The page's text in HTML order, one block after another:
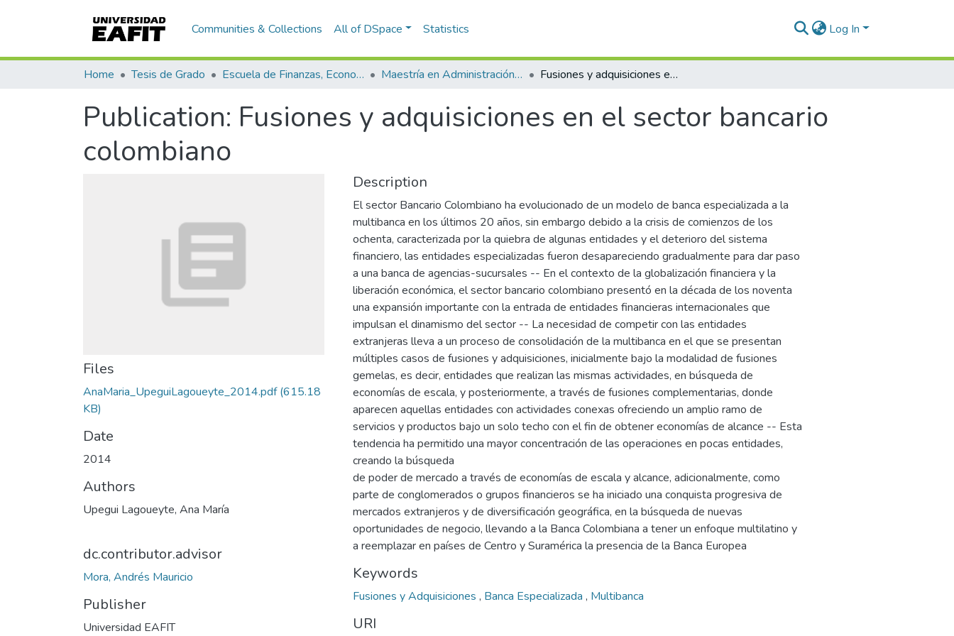
Communities & Collections All of DSpace Statistics Log In
Home Tesis de Grado Escuela de Finanzas, Economía y Gobierno Maestría en Administración Financiera (tesis) Fusiones y adquisiciones en el sector bancario colombiano
Publication: Fusiones y adquisiciones en el sector bancario
colombiano
Files
AnaMaria_UpeguiLagoueyte_2014.pdf(615.18
KB)
Date
2014
Authors
Upegui Lagoueyte, Ana María
dc.contributor.advisor
Mora, Andrés Mauricio
Publisher
Universidad EAFIT
Description
El sector Bancario Colombiano ha evolucionado de un modelo de banca especializada a la
multibanca en los últimos 20 años, sin embargo debido a la crisis de comienzos de los
ochenta, caracterizada por la quiebra de algunas entidades y el deterioro del sistema
financiero, las entidades especializadas fueron desapareciendo gradualmente para dar paso
a una banca de agencias-sucursales -- En el contexto de la globalización financiera y la
liberación económica, el sector bancario colombiano presentó en la década de los noventa
una expansión importante con la entrada de entidades financieras internacionales que
impulsan el dinamismo del sector -- La necesidad de competir con las entidades
extranjeras lleva a un proceso de consolidación de la multibanca en el que se presentan
múltiples casos de fusiones y adquisiciones, inicialmente bajo la modalidad de fusiones
gemelas, es decir, entidades que realizan las mismas actividades, en búsqueda de
economías de escala, y posteriormente, a través de fusiones complementarias, donde
aparecen aquellas entidades con actividades conexas ofreciendo un amplio ramo de
servicios y productos bajo un solo techo con el fin de obtener economías de alcance -- Esta
tendencia ha permitido una mayor concentración de las operaciones en pocas entidades,
creando la búsqueda
de poder de mercado a través de economías de escala y alcance, adicionalmente, como
parte de conglomerados o grupos financieros se ha iniciado una conquista progresiva de
mercados extranjeros y de diversificación geográfica, en la búsqueda de nuevas
oportunidades de negocio, llevando a la Banca Colombiana a tener un enfoque multilatino y
a reemplazar en países de Centro y Suramérica la presencia de la Banca Europea
Keywords
Fusiones y Adquisiciones , Banca Especializada , Multibanca
URI